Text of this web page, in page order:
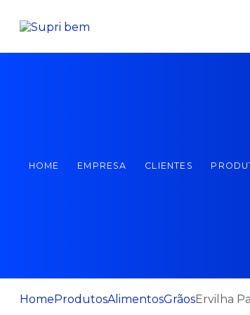
HOME EMPRESA CLIENTES
HomeProdutosAlimentosGrãosErvilha